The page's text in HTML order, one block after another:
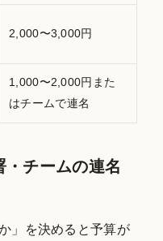
2,000〜3,000円
1,000〜2,000円また
はチームで連名
チームの連名
」を決めると予算が